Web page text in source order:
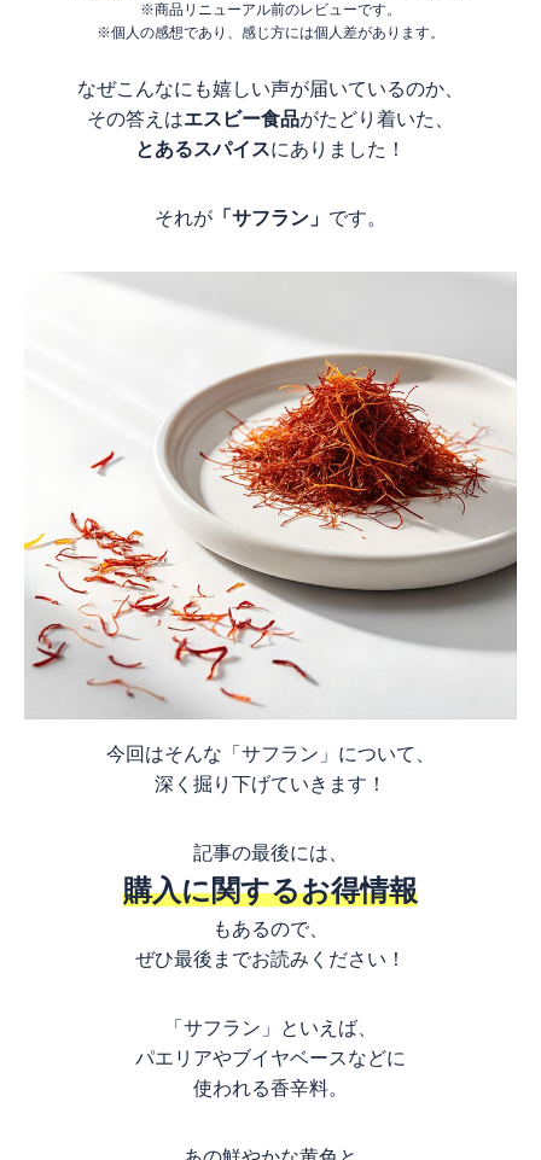
※商品リニューアル前のレビューです。
※個人の感想であり、感じ方には個人差があります。
なぜこんなにも嬉しい声が届いているのか、
その答えはエスビー食品がたどり着いた、
とあるスパイスにありました！
それが 「サフラン」 です。
今回はそんな「サフラン」について、
深く掘り下げていきます！
記事の最後には、
購入に関するお得情報
もあるので、
ぜひ最後までお読みください！
「サフラン」といえば、
パエリアやブイヤベースなどに
使われる香辛料。